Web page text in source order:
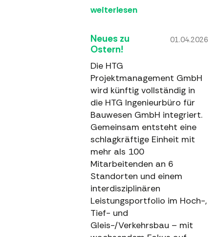
weiterlesen
01.04.2026
Neues zu
Ostern!
Die HTG
Projektmanagement GmbH
wird künftig vollständig in
die HTG Ingenieurbüro für
Bauwesen GmbH integriert.
Gemeinsam entsteht eine
schlagkräftige Einheit mit
mehr als 100
Mitarbeitenden an 6
Standorten und einem
interdisziplinären
Leistungsportfolio im Hoch-,
Tief- und
Gleis-/Verkehrsbau – mit